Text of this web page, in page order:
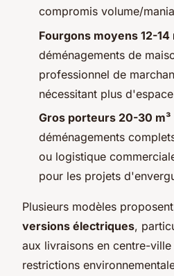
compromis volume/
Fourgons moyens 12-14
déménagements de
professionnel de
nécessitant plus
Gros porteurs 20-30 m³
déménagements
ou logistique
pour les projets
Plusieurs modèles
versions électriques,
aux livraisons en centre-
restrictions